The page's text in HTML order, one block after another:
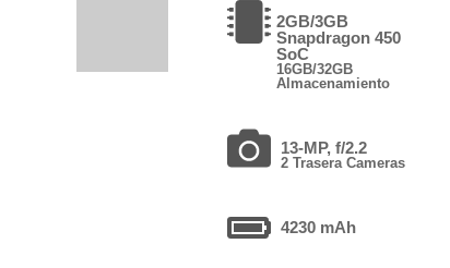
2GB/3GB
Snapdragon 450
SoC
16GB/32GB
Almacenamiento
13-MP, f/2.2
2 Trasera Cameras
4230 mAh